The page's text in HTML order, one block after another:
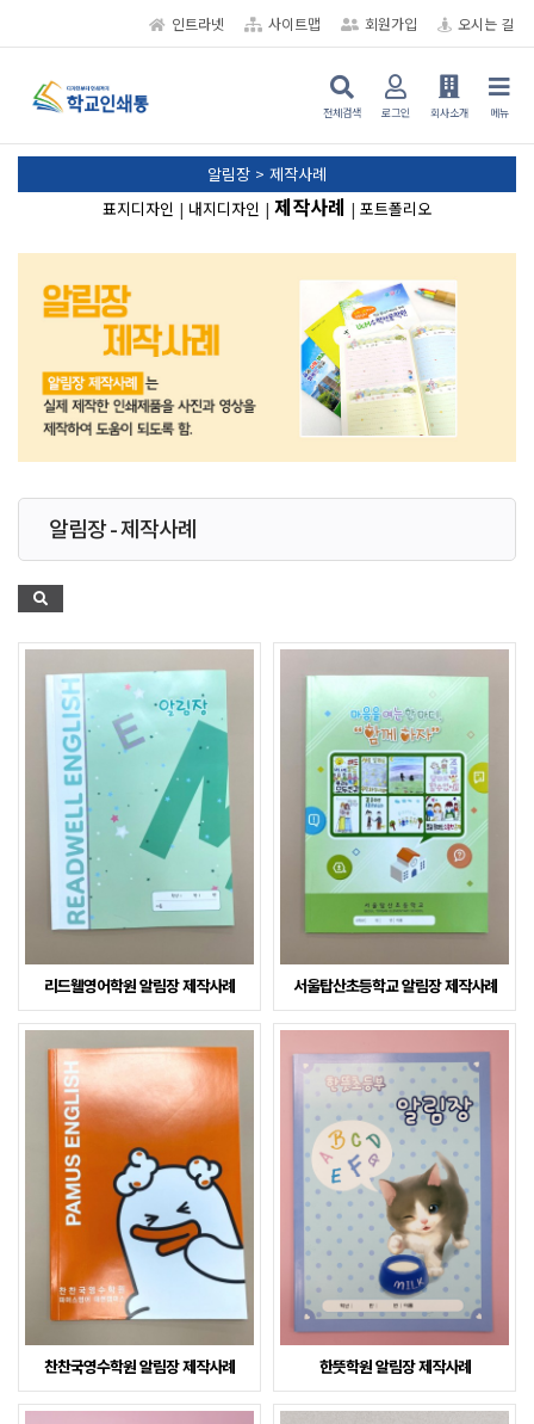
인트라넷 사이트맵 회원가입 오시는 길
전체검색 로그인 회사소개 메뉴
알림장 > 제작사례
표지디자인 | 내지디자인 | 제작사례 | 포트폴리오
알림장 - 제작사례
리드웰영어학원 알림장 제작사례 서울탑산초등학교 알림장 제작사례
찬찬국영수학원 알림장 제작사례 한뜻학원 알림장 제작사례